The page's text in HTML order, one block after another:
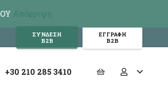
ΣΥΝΔΕΣΗ
Β2Β
ΕΓΓΡΑΦΗ
Β2Β
+30 210 285 3410
Απόρριψη